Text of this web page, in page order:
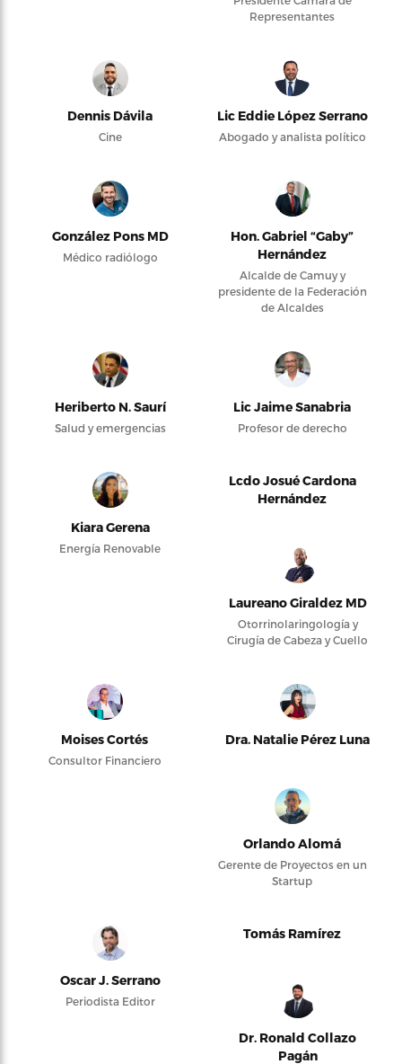
Representantes
Dennis Dávila
Cine
Lic Eddie López Serrano
Abogado y analista político
González Pons MD
Médico radiólogo
Hon. Gabriel “Gaby”
Hernández
Alcalde de Camuy y
presidente de la Federación
de Alcaldes
Heriberto N. Saurí
Salud y emergencias
Lic Jaime Sanabria
Profesor de derecho
Kiara Gerena
Energía Renovable
Lcdo Josué Cardona
Hernández
Laureano Giraldez MD
Otorrinolaringología y
Cirugía de Cabeza y Cuello
Moises Cortés
Consultor Financiero
Dra. Natalie Pérez Luna
Orlando Alomá
Gerente de Proyectos en un
Startup
Oscar J. Serrano
Periodista Editor
Tomás Ramírez
Dr. Ronald Collazo
Pagán